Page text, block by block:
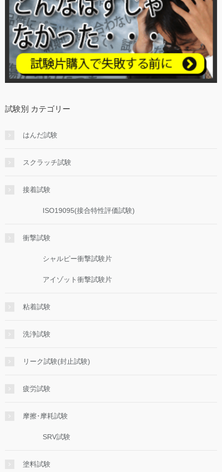
試験別 カテゴリー
はんだ試験
スクラッチ試験
接着試験
ISO19095(接合特性評価試験)
衝撃試験
シャルピー衝撃試験片
アイゾット衝撃試験片
粘着試験
洗浄試験
リーク試験(封止試験)
疲労試験
摩擦･摩耗試験
SRV試験
塗料試験